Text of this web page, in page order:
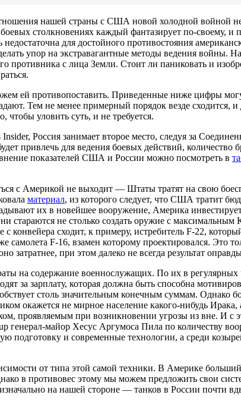
нашей страны с США новой холодной войной
столкновениях каждый фантазирует по-своему,
недостаточна для достойного противостояния
упор на экстравагантные методы ведения войны.
с лица Земли. Стоит ли паниковать и
ей противопоставить. Приведенные ниже цифры
Тем не менее примерный порядок везде сходится,
уловить суть, и не требуется.
Россия занимает второе место, следуя за
привлечь для ведения боевых действий, количество
показателей США и России можно посмотреть в
с Америкой не выходит — Штаты тратят на свою
материал, из которого следует, что США тратит
их в новейшее вооружение, Америка
стараются не столько создать оружие с
конвейера сходит, к примеру, истребитель F-22,
самолета F-16, взамен которому проектировался. Это
при этом далеко не всегда результат
на содержание военнослужащих. По их в регулярных
за зарплату, которая должна быть способна
столь значительным конечным суммам. Однако
окажется не мирное население какого-нибудь Ирака,
проявляемым при возникновении угрозы из вне. И с
генерал-майор Хесус Аргумоса Пила по количеству
и современные технологии, а среди
от типа этой самой техники. В Америке
в противовес этому мы можем предложить свои
на нашей стороне — танков в России почти